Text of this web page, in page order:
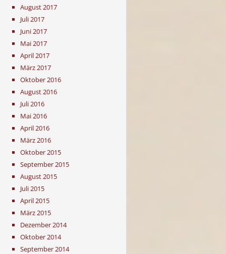
August 2017
Juli 2017
Juni 2017
Mai 2017
April 2017
März 2017
Oktober 2016
August 2016
Juli 2016
Mai 2016
April 2016
März 2016
Oktober 2015
September 2015
August 2015
Juli 2015
April 2015
März 2015
Dezember 2014
Oktober 2014
September 2014